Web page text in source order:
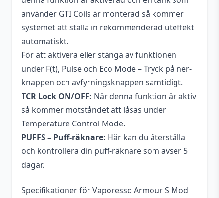
använder GTI Coils är monterad så kommer
systemet att ställa in rekommenderad uteffekt
automatiskt.
För att aktivera eller stänga av funktionen
under F(t), Pulse och Eco Mode – Tryck på ner-
knappen och avfyrningsknappen samtidigt.
TCR Lock ON/OFF: När denna funktion är aktiv
så kommer motståndet att låsas under
Temperature Control Mode.
PUFFS – Puff-räknare: Här kan du återställa
och kontrollera din puff-räknare som avser 5
dagar.
Specifikationer för Vaporesso Armour S Mod